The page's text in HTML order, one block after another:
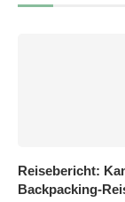
Reisebericht:
Backpacking-